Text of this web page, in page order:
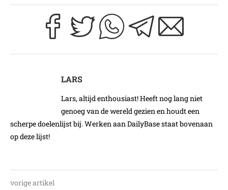
LARS
Lars, altijd enthousiast! Heeft nog lang niet
genoeg van de wereld gezien en houdt een
scherpe doelenlijst bij. Werken aan DailyBase staat bovenaan
op deze lijst!
vorige artikel